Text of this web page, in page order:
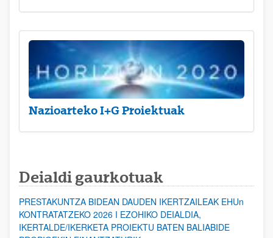
Nazioarteko I+G Proiektuak
Deialdi gaurkotuak
PRESTAKUNTZA BIDEAN DAUDEN IKERTZAILEAK EHUn
KONTRATATZEKO 2026 I EZOHIKO DEIALDIA,
IKERTALDE/IKERKETA PROIEKTU BATEN BALIABIDE